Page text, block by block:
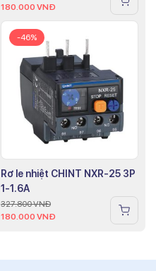
180.000 VNĐ
-46%
Rơ le nhiệt CHINT NXR-25 3P
1-1.6A
327.800VNĐ
180.000 VNĐ